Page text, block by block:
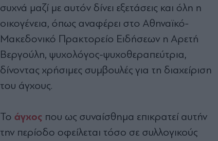
συχνά μαζί με αυτόν δίνει εξετάσεις και όλη η
οικογένεια, όπως αναφέρει στο Αθηναϊκό-
Μακεδονικό Πρακτορείο Ειδήσεων η Αρετή
Βεργούλη, ψυχολόγος-ψυχοθεραπεύτρια,
δίνοντας χρήσιμες συμβουλές για τη διαχείριση
του άγχους.
Το άγχος που ως συναίσθημα επικρατεί αυτήν
την περίοδο οφείλεται τόσο σε συλλογικούς